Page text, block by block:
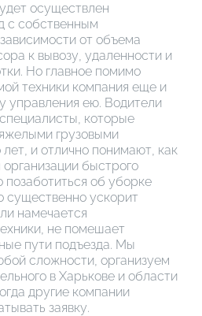
осуществлен
с собственным
от объема
к вывозу, удаленности и
Но главное помимо
техники компания еще и
управления ею. Водители
которые
грузовыми
и отлично понимают, как
быстрого
об уборке
существенно ускорит
намечается
не помешает
пути подъезда. Мы
сложности, организуем
в Харькове и области
другие компании
заявку.